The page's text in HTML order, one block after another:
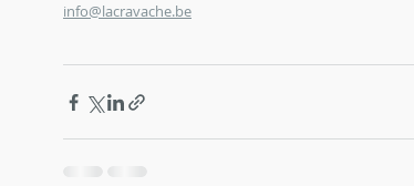
info@lacravache.be